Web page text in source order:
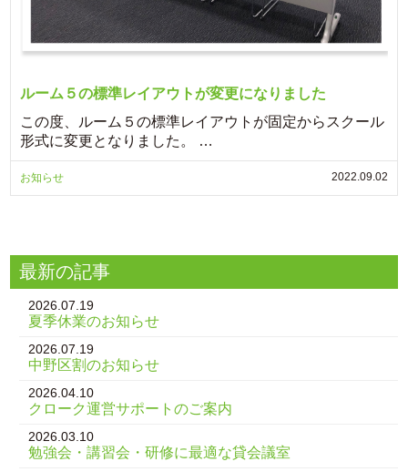
ルーム５の標準レイアウトが変更になりました
この度、ルーム５の標準レイアウトが固定からスクール
形式に変更となりました。 …
お知らせ 2022.09.02
最新の記事
2026.07.19
夏季休業のお知らせ
2026.07.19
中野区割のお知らせ
2026.04.10
クローク運営サポートのご案内
2026.03.10
勉強会・講習会・研修に最適な貸会議室